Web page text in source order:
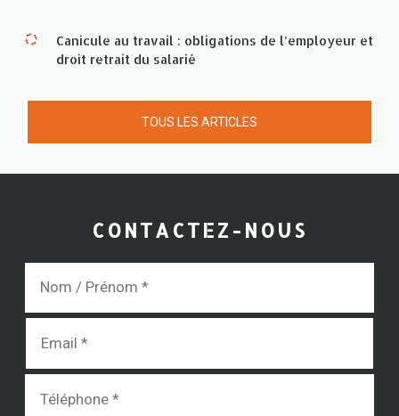
Canicule au travail : obligations de l’employeur et
droit retrait du salarié
TOUS LES ARTICLES
CONTACTEZ-NOUS